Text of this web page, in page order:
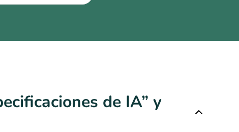
de IA” y